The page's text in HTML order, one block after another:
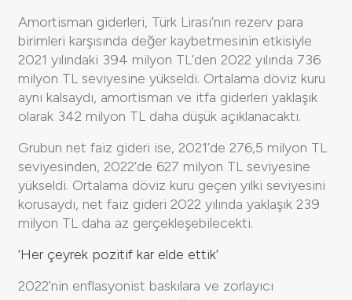
Amortisman giderleri, Türk Lirası’nın rezerv para
birimleri karşısında değer kaybetmesinin etkisiyle
2021 yılındaki 394 milyon TL’den 2022 yılında 736
milyon TL seviyesine yükseldi. Ortalama döviz kuru
aynı kalsaydı, amortisman ve itfa giderleri yaklaşık
olarak 342 milyon TL daha düşük açıklanacaktı.
Grubun net faiz gideri ise, 2021’de 276,5 milyon TL
seviyesinden, 2022’de 627 milyon TL seviyesine
yükseldi. Ortalama döviz kuru geçen yılki seviyesini
korusaydı, net faiz gideri 2022 yılında yaklaşık 239
milyon TL daha az gerçekleşebilecekti.
‘Her çeyrek pozitif kar elde ettik’
2022’nin enflasyonist baskılara ve zorlayıcı